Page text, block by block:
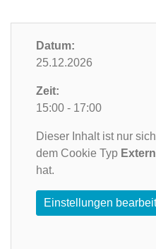
Datum:
25.12.2026
Zeit:
15:00 - 17:00
Dieser Inhalt ist nur
dem Cookie Typ
hat.
Einstellungen